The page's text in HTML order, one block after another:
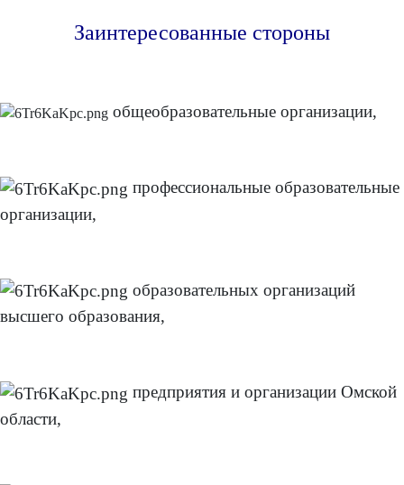
Заинтересованные стороны
общеобразовательные организации,
профессиональные образовательные
организации,
образовательных организаций
высшего образования,
предприятия и организации Омской
области,